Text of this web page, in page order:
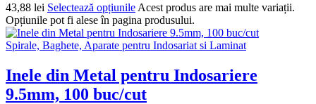
43,88 lei Selectează opțiunile Acest produs are mai multe variații.
Opțiunile pot fi alese în pagina produsului.
Spirale, Baghete, Aparate pentru Indosariat si Laminat
Inele din Metal pentru Indosariere
9.5mm, 100 buc/cut